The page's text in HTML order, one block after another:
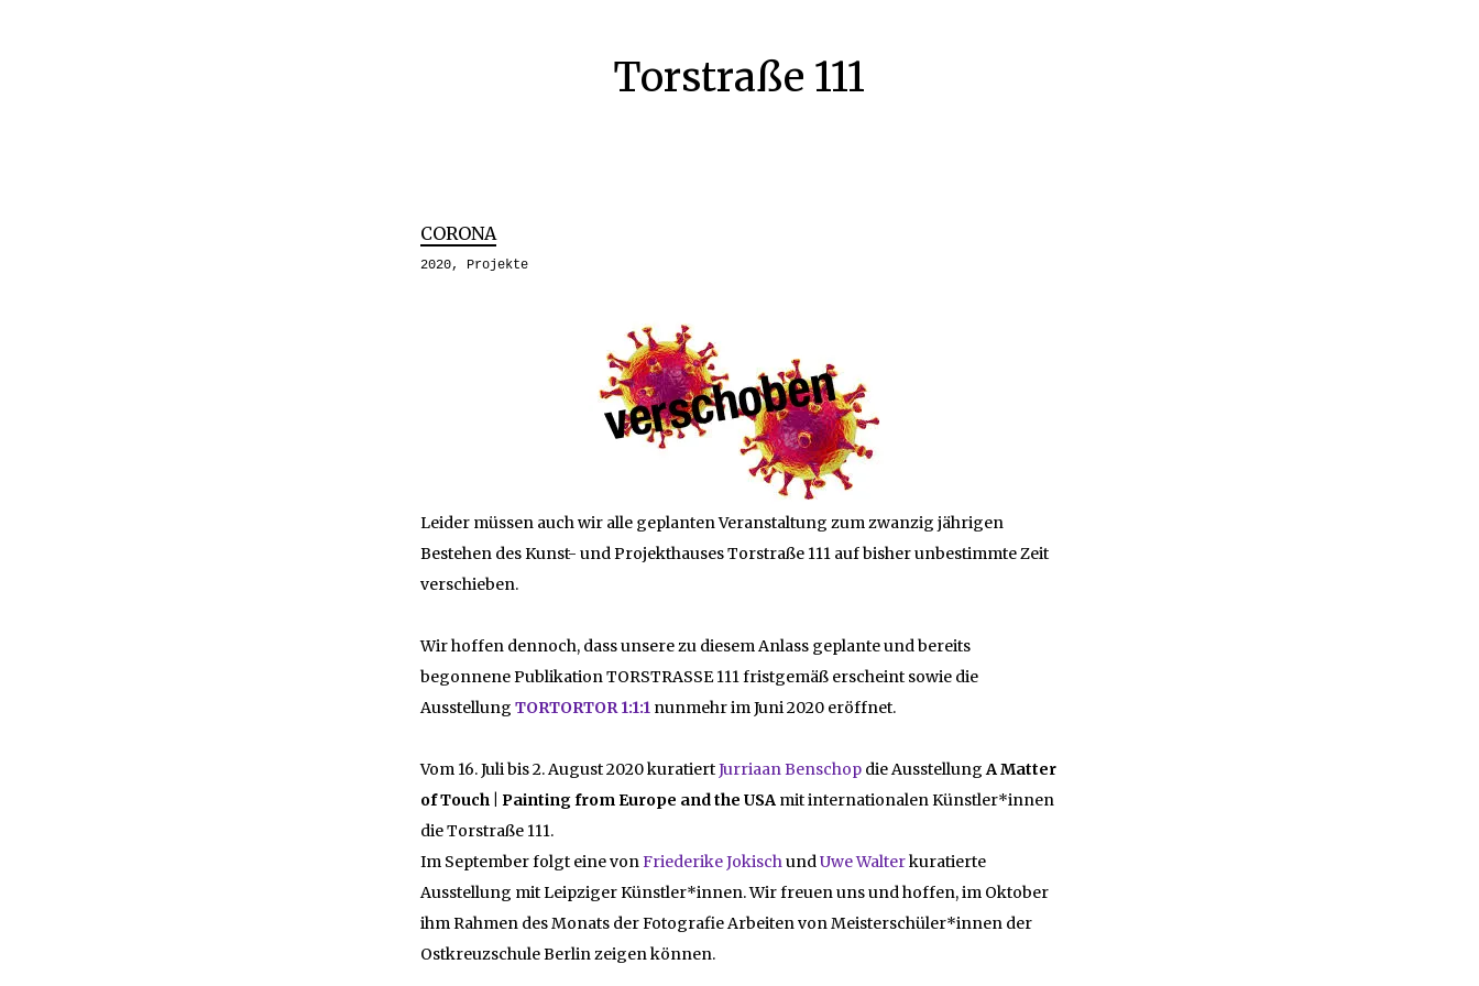
Torstraße 111
CORONA
2020, Projekte
Leider müssen auch wir alle geplanten Veranstaltung zum zwanzig jährigen
Bestehen des Kunst- und Projekthauses Torstraße 111 auf bisher unbestimmte Zeit
verschieben.
Wir hoffen dennoch, dass unsere zu diesem Anlass geplante und bereits
begonnene Publikation TORSTRASSE 111 fristgemäß erscheint sowie die
Ausstellung TORTORTOR 1:1:1 nunmehr im Juni 2020 eröffnet.
Vom 16. Juli bis 2. August 2020 kuratiertJurriaan Benschop die AusstellungA Matter
of Touch | Painting from Europe and the USA mit internationalen Künstler*innen
die Torstraße 111.
Im September folgt eine vonFriederike JokischundUwe Walterkuratierte
Ausstellung mit Leipziger Künstler*innen. Wir freuen uns und hoffen, im Oktober
ihm Rahmen des Monats der Fotografie Arbeiten von Meisterschüler*innen der
Ostkreuzschule Berlin zeigen können.